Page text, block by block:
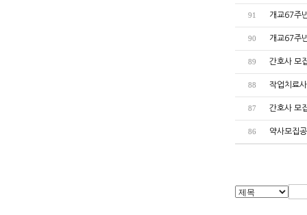
91 개교67주
90 개교67주
89 간호사 모
88 작업치료
87 간호사 모
86 약사모집